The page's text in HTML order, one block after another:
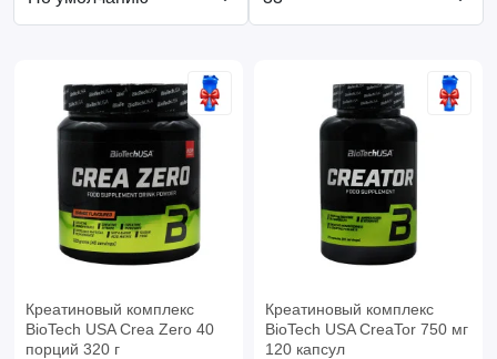
Креатиновый комплекс
BioTech USA Crea Zero 40
порций 320 г
Креатиновый комплекс
BioTech USA CreaTor 750 мг
120 капсул